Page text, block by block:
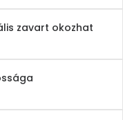
zavart okozhat